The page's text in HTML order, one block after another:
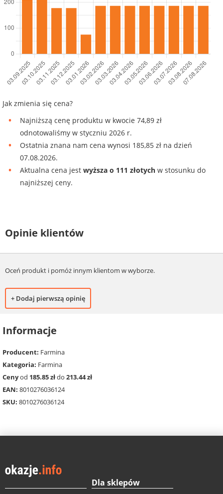
Jak zmienia się cena?
Najniższą cenę produktu w kwocie 74,89 zł
odnotowaliśmy w styczniu 2026 r.
Ostatnia znana nam cena wynosi 185,85 zł na dzień
07.08.2026.
Aktualna cena jest wyższa o 111 złotych w stosunku do
najniższej ceny.
Opinie klientów
Oceń produkt i pomóż innym klientom w wyborze.
+ Dodaj pierwszą opinię
Informacje
Producent: Farmina
Kategoria: Farmina
Cenyod 185.85 złdo 213.44 zł
EAN: 8010276036124
SKU: 8010276036124
Dla sklepów